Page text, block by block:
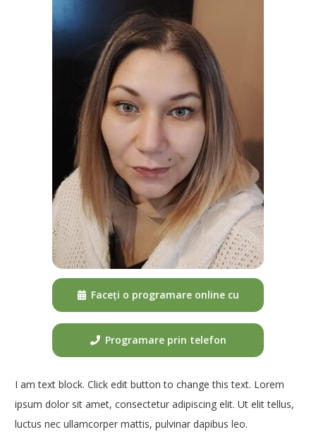
Faceți o programare online cu
Programare prin telefon
I am text block. Click edit button to change this text. Lorem
ipsum dolor sit amet, consectetur adipiscing elit. Ut elit tellus,
luctus nec ullamcorper mattis, pulvinar dapibus leo.